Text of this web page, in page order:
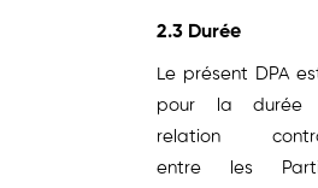
2.3 Durée
Le présent DPA
pour la
relation
entre les